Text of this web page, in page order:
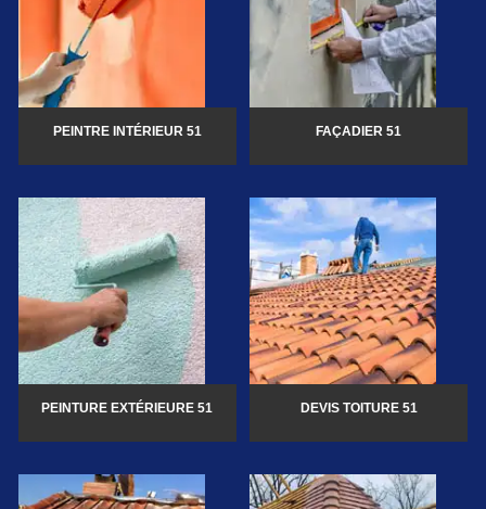
PEINTRE INTÉRIEUR 51 FAÇADIER 51
PEINTURE EXTÉRIEURE 51 DEVIS TOITURE 51